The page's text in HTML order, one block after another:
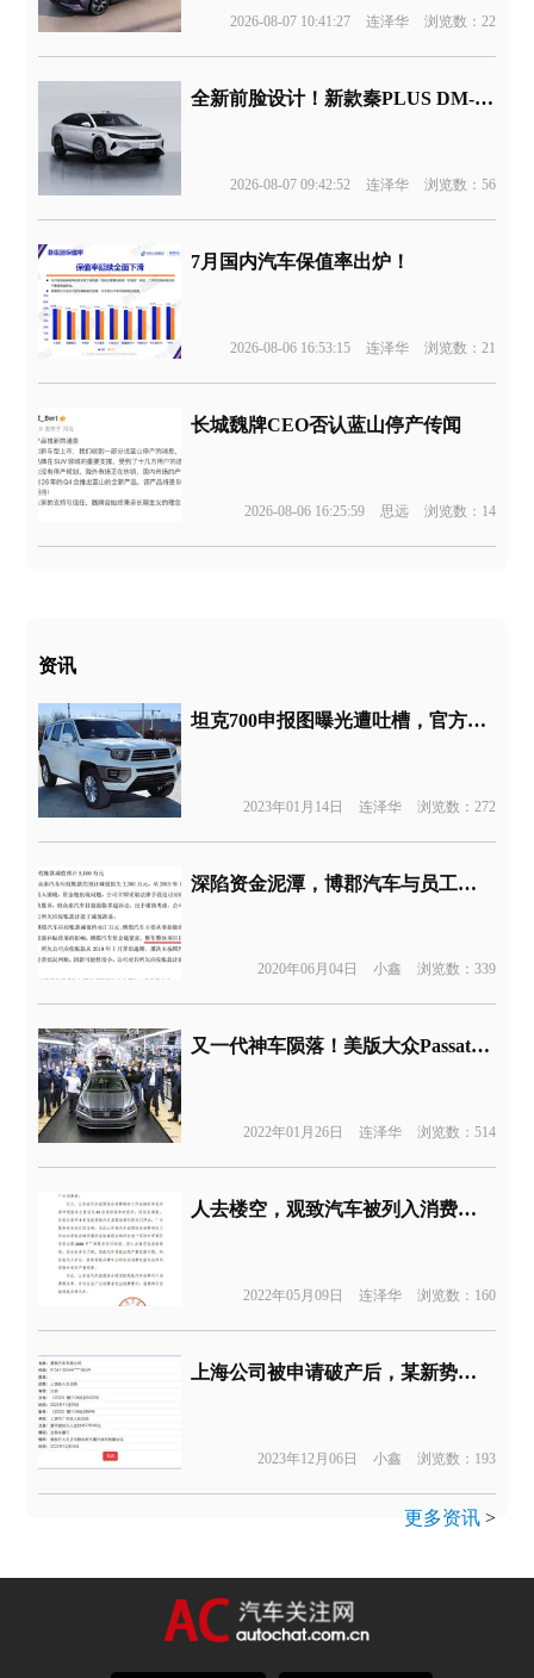
2026-08-07 10:41:27 连泽华 浏览数：22
全新前脸设计！新款秦PLUS DM-i申报
2026-08-07 09:42:52 连泽华 浏览数：56
7月国内汽车保值率出炉！
2026-08-06 16:53:15 连泽华 浏览数：21
长城魏牌CEO否认蓝山停产传闻
2026-08-06 16:25:59 思远 浏览数：14
资讯
坦克700申报图曝光遭吐槽，官方：是证件照没拍好
2023年01月14日 连泽华 浏览数：272
深陷资金泥潭，博郡汽车与员工签署待岗协议
2020年06月04日 小鑫 浏览数：339
又一代神车陨落！美版大众Passat“帕萨特”正式停产
2022年01月26日 连泽华 浏览数：514
人去楼空，观致汽车被列入消费黑名单
2022年05月09日 连泽华 浏览数：160
上海公司被申请破产后，某新势力成为被失信人
2023年12月06日 小鑫 浏览数：193
更多资讯>